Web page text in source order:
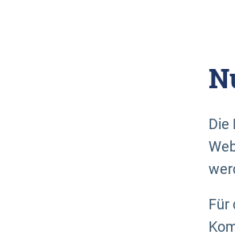
Die
Für